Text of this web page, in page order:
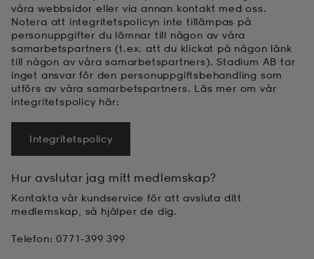
våra webbsidor eller via annan kontakt med oss.
Notera att integritetspolicyn inte tillämpas på
personuppgifter du lämnar till någon av våra
samarbetspartners (t.ex. att du klickat på någon länk
till någon av våra samarbetspartners). Stadium AB tar
inget ansvar för den personuppgiftsbehandling som
utförs av våra samarbetspartners. Läs mer om vår
integritetspolicy här:
Integritetspolicy
Hur avslutar jag mitt medlemskap?
Kontakta vår kundservice för att avsluta ditt
medlemskap, så hjälper de dig.
Telefon: 0771-399 399